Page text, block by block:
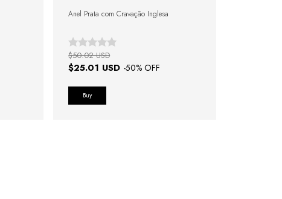
Anel Prata com Cravação Inglesa
$25.01 USD -50% OFF
$50.02 USD
Buy